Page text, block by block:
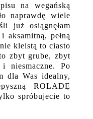
na wegańską
naprawdę wiele
już osiągnęłam
aksamitną, pełną
kleistą to ciasto
zbyt grube, zbyt
niesmaczne. Po
dla Was idealny,
ROLADĘ
spróbujecie to